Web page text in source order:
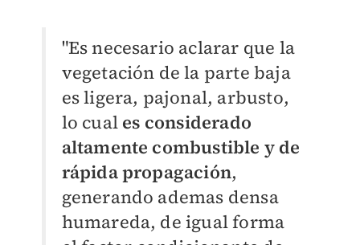
"Es necesario aclarar que la
vegetación de la parte baja
es ligera, pajonal, arbusto,
lo cual es considerado
altamente combustible y de
rápida propagación,
generando ademas densa
humareda, de igual forma